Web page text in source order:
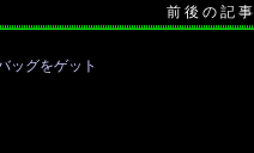
前 後 の 記 事
ッグをゲット